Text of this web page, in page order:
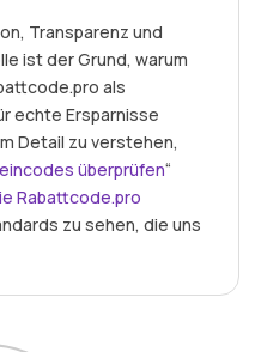
Transparenz und
ist der Grund, warum
als
echte Ersparnisse
Detail zu verstehen,
überprüfen“
Rabattcode.pro
zu sehen, die uns